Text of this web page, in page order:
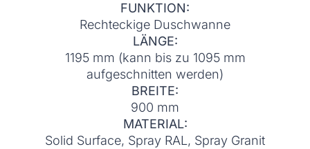
FUNKTION:
Rechteckige Duschwanne
LÄNGE:
1195 mm (kann bis zu 1095 mm
aufgeschnitten werden)
BREITE:
900 mm
MATERIAL:
Solid Surface, Spray RAL, Spray Granit